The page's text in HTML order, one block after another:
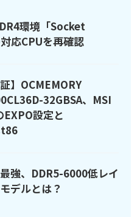
環境「Socket
応CPUを再確認
証】OCMEMORY
32GBSA、MSI
設定と
強、DDR5-6000低レイ
デルとは？